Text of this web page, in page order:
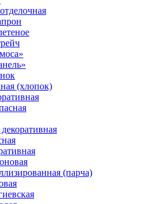
(хлопок)
(парча)